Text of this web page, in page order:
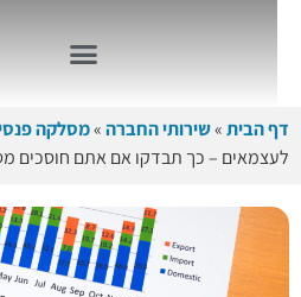
דף הבית»שירותי החברה»מסלקה
לעצמאים – כך תבדקו אם אתם חוסכים